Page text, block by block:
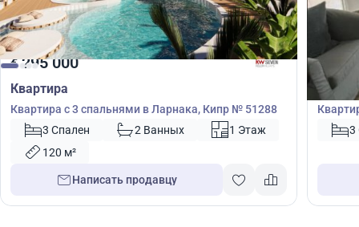
€295 000
Квартира
Квартира с 3 спальнями в Ларнака, Кипр № 51288
3 Спален
2 Ванных
1 Этаж
120 м²
Написать продавцу
€
Кипр3